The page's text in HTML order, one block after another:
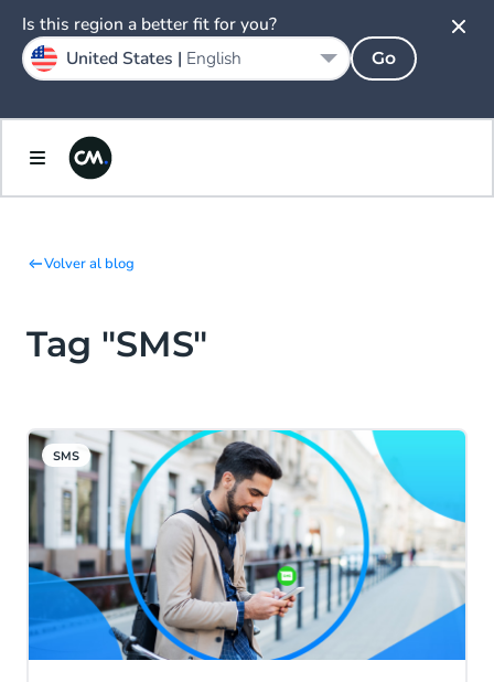
Volver al blog
Tag "SMS"
SMS
Is this region a better fit for you?
United States | English Go